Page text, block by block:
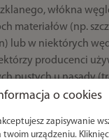
włókna
materiałów (np.
lub w niektórych
producenci
pustych u nasady
im odpowiednią
o cookies
zapisywanie
urządzeniu.